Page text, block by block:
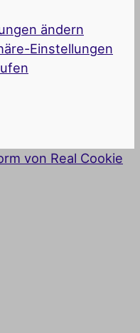
ändern
Einstellungen
von Real Cookie